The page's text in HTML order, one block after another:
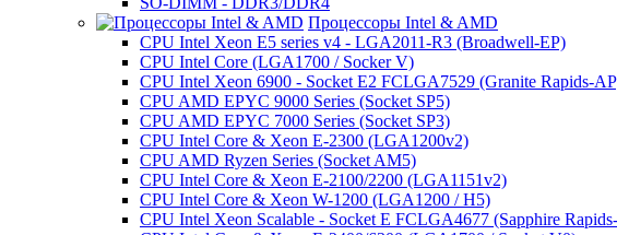
Процессоры Intel & AMD
CPU Intel Xeon E5 series v4 - LGA2011-R3 (Broadwell-EP)
CPU Intel Core (LGA1700 / Socker V)
CPU Intel Xeon 6900 - Socket E2 FCLGA7529 (Granite Rapids-
CPU AMD EPYC 9000 Series (Socket SP5)
CPU AMD EPYC 7000 Series (Socket SP3)
CPU Intel Core & Xeon E-2300 (LGA1200v2)
CPU AMD Ryzen Series (Socket AM5)
CPU Intel Core & Xeon E-2100/2200 (LGA1151v2)
CPU Intel Core & Xeon W-1200 (LGA1200 / H5)
CPU Intel Xeon Scalable - Socket E FCLGA4677 (Sapphire